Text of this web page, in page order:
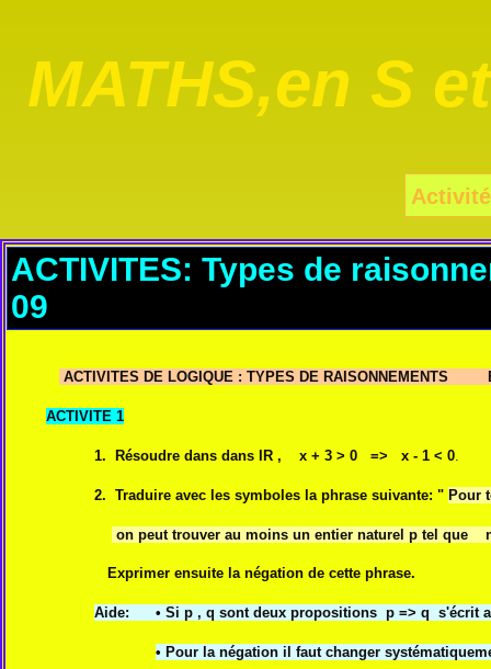
MATHS,en S
Activité
ACTIVITES: Types de
09
ACTIVITES DE LOGIQUE : TYPES DE
ACTIVITE 1
1. Résoudre dans dans IR , x + 3 > 0 => x - 1 < 0
2. Traduire avec les symboles la phrase suivante: " Pour
on peut trouver au moins un entier naturel p tel que
Exprimer ensuite la négation de cette phrase.
Aide: • Si p , q sont deux propositions p => q s'écrit
• Pour la négation il faut changer